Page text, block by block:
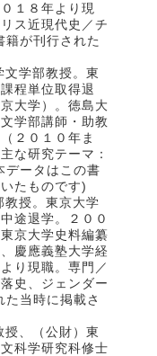
１８年より現
ス近現代史／チ
籍が刊行された
学部教授。東
程単位取得退
大学）。徳島大
学部講師・助教
２０１０年ま
な研究テーマ：
データはこの書
たものです)
教授。東京大学
途退学。２００
京大学史料編纂
慶應義塾大学経
り現職。専門／
史、ジェンダー
当時に掲載さ
、（公財）東
科学研究科修士